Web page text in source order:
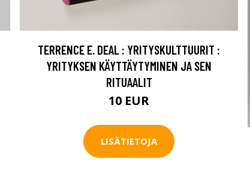
TERRENCE E. DEAL : YRITYSKULTTUURIT :
YRITYKSEN KÄYTTÄYTYMINEN JA SEN
RITUAALIT
10 EUR
LISÄTIETOJA